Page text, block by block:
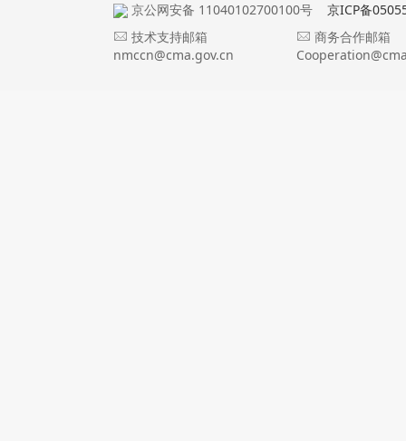
京公网安备 11040102700100号
京ICP备
技术支持邮箱
nmccn@cma.gov.cn
商务合作邮箱